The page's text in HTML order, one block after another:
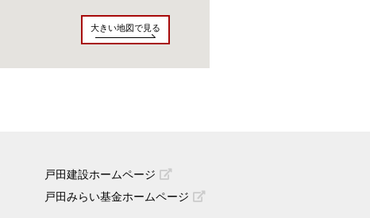
大きい地図で見る
戸田建設ホームページ
戸田みらい基金ホームページ